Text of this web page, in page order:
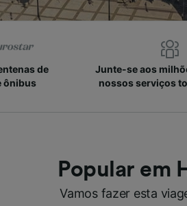
de
ônibus
Junte-se aos
nossos serviços
Popular em
Vamos fazer esta